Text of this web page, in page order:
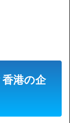
港の企